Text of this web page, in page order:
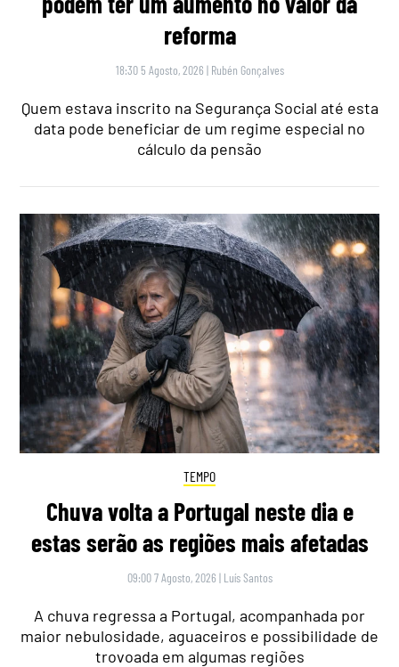
reforma
18:30 5 Agosto, 2026 | Rubén Gonçalves
Quem estava inscrito na Segurança Social até esta
data pode beneficiar de um regime especial no
cálculo da pensão
TEMPO
Chuva volta a Portugal neste dia e
estas serão as regiões mais afetadas
09:00 7 Agosto, 2026 | Luís Santos
A chuva regressa a Portugal, acompanhada por
maior nebulosidade, aguaceiros e possibilidade de
trovoada em algumas regiões